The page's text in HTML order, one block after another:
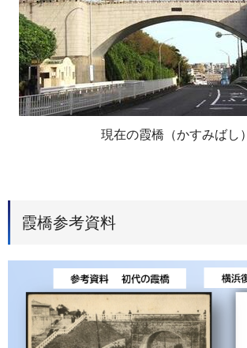
現在の霞橋（かすみばし）
霞橋参考資料